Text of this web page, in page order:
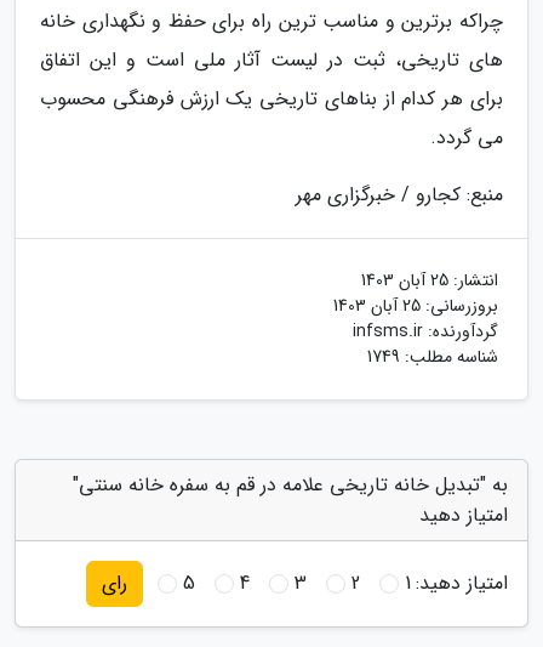
چراکه برترین و مناسب ترین راه برای حفظ و نگهداری خانه
های تاریخی، ثبت در لیست آثار ملی است و این اتفاق
برای هر کدام از بناهای تاریخی یک ارزش فرهنگی محسوب
می گردد.
منبع: کجارو / خبرگزاری مهر
انتشار: 25 آبان 1403
بروزرسانی: 25 آبان 1403
گردآورنده: infsms.ir
شناسه مطلب: 1749
به "تبدیل خانه تاریخی علامه در قم به سفره خانه سنتی"
امتیاز دهید
امتیاز دهید:1
2
3
4
5 رای